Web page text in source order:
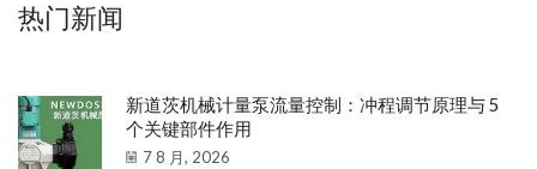
热门新闻
新道茨机械计量泵流量控制：冲程调节原理与 5
个关键部件作用
7 8 月, 2026